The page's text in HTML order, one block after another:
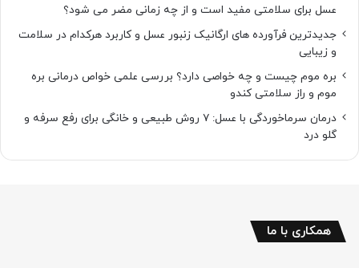
عسل برای سلامتی مفید است و از چه زمانی مضر می شود؟
جدیدترین فرآورده های ارگانیک زنبور عسل و کاربرد هرکدام در سلامت
و زیبایی
بره موم چیست و چه خواصی دارد؟ بررسی علمی خواص درمانی بره
موم و راز سلامتی کندو
درمان سرماخوردگی با عسل: ۷ روش طبیعی و خانگی برای رفع سرفه و
گلو درد
همکاری با ما